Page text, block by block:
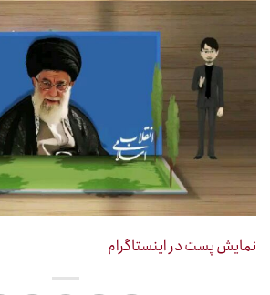
نمایش پست در اینستاگرام